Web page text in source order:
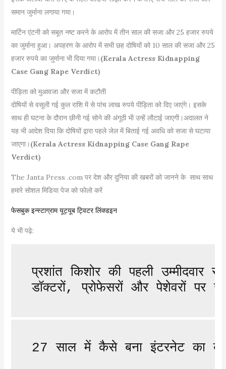
समान जुर्माना लगाया गया।
मार्टिन एंटनी को सबूत नष्ट करने के आरोप में तीन साल की सजा और 25 हजार रुपये
का जुर्माना हुआ। अपहरण के आरोप में सभी छह दोषियों को 10 साल की सजा और 25
हजार रुपये का जुर्माना भी दिया गया। (Kerala Actress Kidnapping
Case Gang Rape Verdict)
पीड़िता को मुआवजा और सजा में कटौती
दोषियों से वसूली गई कुल राशि में से पांच लाख रुपये पीड़िता को दिए जाएंगे। इसके
साथ ही घटना के दौरान छीनी गई सोने की अंगूठी भी उन्हें लौटाई जाएगी।अदालत ने
यह भी आदेश दिया कि दोषियों द्वारा पहले जेल में बिताई गई अवधि को सजा से घटाया
जाएगा। (Kerala Actress Kidnapping Case Gang Rape
Verdict)
The Janta Press .com पर देश और दुनिया की खबरों को जानने के साथ साथ
हमारे सोशल मिडिया पेज को फोलो करें
फेसबुक इन्स्टाग्राम यूट्यूब ट्विटर लिंक्डइन
ये भी पढ़े:
प्रशांत किशोर की पहली
डॉक्टरों, प्रोफेसरों और पेशेवरों पर
27 साल में कैसे बना इंटरनेट का